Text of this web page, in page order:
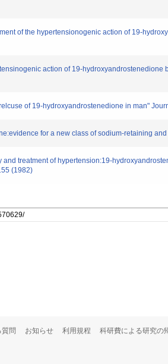
of the hypertensionogenic action of 19-
action of 19-
of 19-hydroxyandrostenedione in man"
for a new class of sodium-retaining
and treatment of hypertension:19-
(1982)
質問 お知らせ 利用規程 科研費による研究の